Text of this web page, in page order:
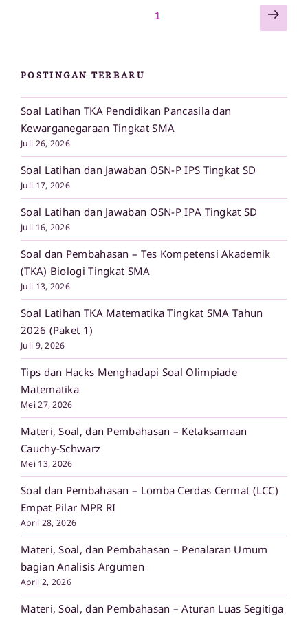
Laman1
POSTINGAN TERBARU
Soal Latihan TKA Pendidikan Pancasila dan
Kewarganegaraan Tingkat SMA
Juli 26, 2026
Soal Latihan dan Jawaban OSN-P IPS Tingkat SD
Juli 17, 2026
Soal Latihan dan Jawaban OSN-P IPA Tingkat SD
Juli 16, 2026
Soal dan Pembahasan – Tes Kompetensi Akademik
(TKA) Biologi Tingkat SMA
Juli 13, 2026
Soal Latihan TKA Matematika Tingkat SMA Tahun
2026 (Paket 1)
Juli 9, 2026
Tips dan Hacks Menghadapi Soal Olimpiade
Matematika
Mei 27, 2026
Materi, Soal, dan Pembahasan – Ketaksamaan
Cauchy-Schwarz
Mei 13, 2026
Soal dan Pembahasan – Lomba Cerdas Cermat (LCC)
Empat Pilar MPR RI
April 28, 2026
Materi, Soal, dan Pembahasan – Penalaran Umum
bagian Analisis Argumen
April 2, 2026
Materi, Soal, dan Pembahasan – Aturan Luas Segitiga